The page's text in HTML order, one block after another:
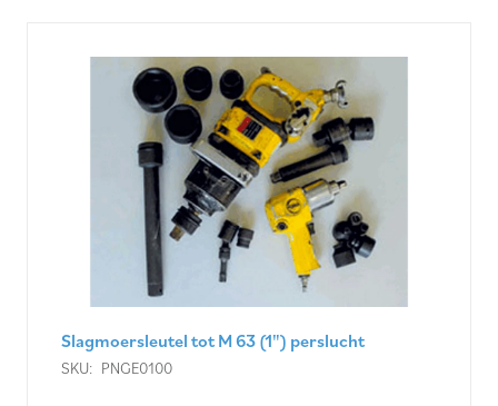
Slagmoersleutel tot M 63 (1") perslucht
SKU: PNGE0100